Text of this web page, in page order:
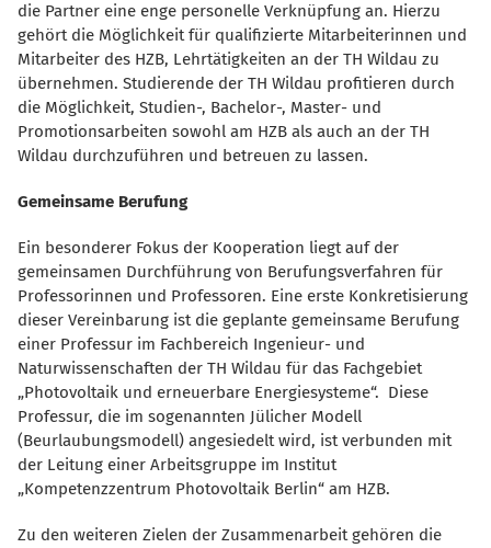
die Partner eine enge personelle Verknüpfung an. Hierzu
gehört die Möglichkeit für qualifizierte Mitarbeiterinnen und
Mitarbeiter des HZB, Lehrtätigkeiten an der TH Wildau zu
übernehmen. Studierende der TH Wildau profitieren durch
die Möglichkeit, Studien-, Bachelor-, Master- und
Promotionsarbeiten sowohl am HZB als auch an der TH
Wildau durchzuführen und betreuen zu lassen.
Gemeinsame Berufung
Ein besonderer Fokus der Kooperation liegt auf der
gemeinsamen Durchführung von Berufungsverfahren für
Professorinnen und Professoren. Eine erste Konkretisierung
dieser Vereinbarung ist die geplante gemeinsame Berufung
einer Professur im Fachbereich Ingenieur- und
Naturwissenschaften der TH Wildau für das Fachgebiet
Photovoltaik und erneuerbare Energiesysteme“. Diese
Professur, die im sogenannten Jülicher Modell
(Beurlaubungsmodell) angesiedelt wird, ist verbunden mit
der Leitung einer Arbeitsgruppe im Institut
Kompetenzzentrum Photovoltaik Berlin“ am HZB.
Zu den weiteren Zielen der Zusammenarbeit gehören die